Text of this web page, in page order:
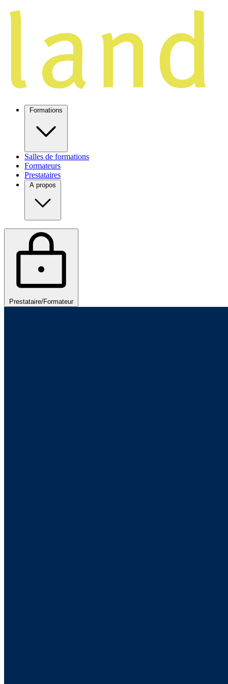
Formations
Salles de formations
Formateurs
Prestataires
A propos
Prestataire/Formateur